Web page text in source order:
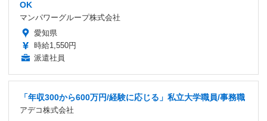
OK
マンパワーグループ株式会社
愛知県
時給1,550円
派遣社員
「年収300から600万円/経験に応じる」私立大学職員/事務職
アデコ株式会社